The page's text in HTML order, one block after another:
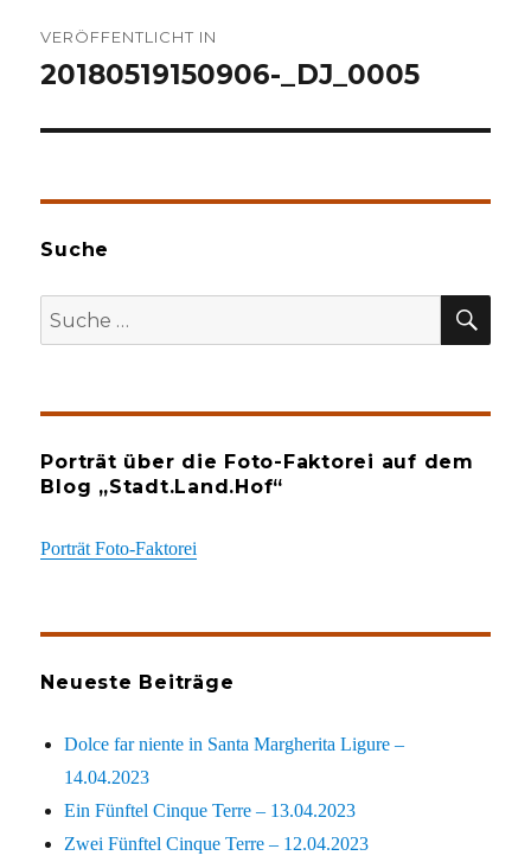
VERÖFFENTLICHT IN
20180519150906-_DJ_0005
Suche
Suche
nach:
Porträt über die Foto-Faktorei auf dem
Blog „Stadt.Land.Hof“
Porträt Foto-Faktorei
Neueste Beiträge
Dolce far niente in Santa Margherita Ligure –
14.04.2023
Ein Fünftel Cinque Terre – 13.04.2023
Zwei Fünftel Cinque Terre – 12.04.2023